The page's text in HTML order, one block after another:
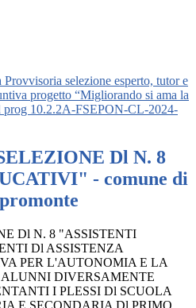
Provvisoria selezione esperto, tutor e
progetto “Migliorando si ama la
prog 10.2.2A-FSEPON-CL-2024-
Dl N. 8
- comune di
Dl N. 8 "ASSISTENTI
Dl ASSISTENZA
PER L'AUTONOMIA E LA
DIVERSAMENTE
I PLESSI Dl SCUOLA